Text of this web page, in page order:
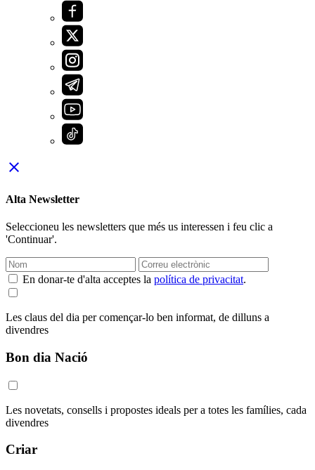
close
Alta Newsletter
Seleccioneu les newsletters que més us interessen i feu clic a
'Continuar'.
En donar-te d'alta acceptes la política de privacitat.
Les claus del dia per començar-lo ben informat, de dilluns a
divendres
Bon dia Nació
Les novetats, consells i propostes ideals per a totes les famílies, cada
divendres
Criar